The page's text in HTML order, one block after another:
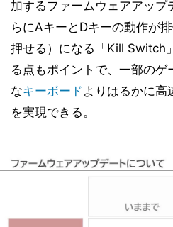
加するファームウェアアップ
らにAキーとDキーの動作が
押せる）になる「Kill Switch
る点もポイントで、一部の
なキーボード よりはるかに高
を実現できる。